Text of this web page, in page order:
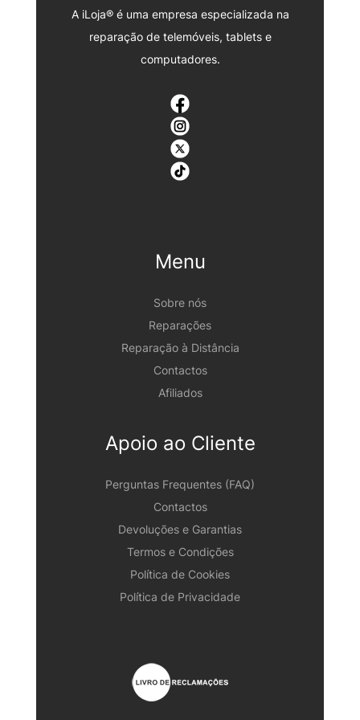
A iLoja® é uma empresa especializada na
reparação de telemóveis, tablets e
computadores.
Menu
Sobre nós
Reparações
Reparação à Distância
Contactos
Afiliados
Apoio ao Cliente
Perguntas Frequentes (FAQ)
Contactos
Devoluções e Garantias
Termos e Condições
Política de Cookies
Política de Privacidade